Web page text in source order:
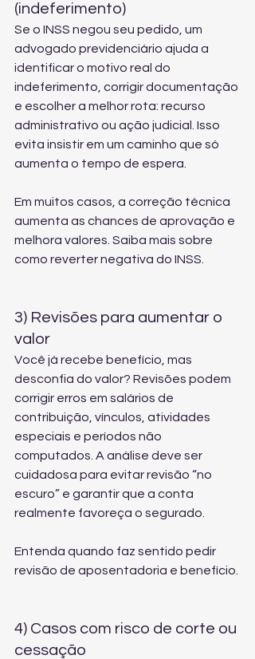
(indeferimento)
Se o INSS negou seu pedido, um
advogado previdenciário ajuda a
identificar o motivo real do
indeferimento, corrigir documentação
e escolher a melhor rota: recurso
administrativo ou ação judicial. Isso
evita insistir em um caminho que só
aumenta o tempo de espera.
Em muitos casos, a correção técnica
aumenta as chances de aprovação e
melhora valores. Saiba mais sobre
como reverter negativa do INSS
3) Revisões para aumentar o
valor
Você já recebe benefício, mas
desconfia do valor? Revisões podem
corrigir erros em salários de
contribuição, vínculos, atividades
especiais e períodos não
computados. A análise deve ser
cuidadosa para evitar revisão “no
escuro” e garantir que a conta
realmente favoreça o segurado.
Entenda quando faz sentido pedir
revisão de aposentadoria e benefício
4) Casos com risco de corte ou
cessação